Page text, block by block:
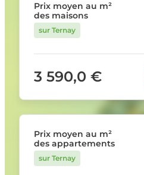
Prix moyen au m²
des maisons
sur Ternay
3 590,0 €
Prix moyen au m²
des appartements
sur Ternay